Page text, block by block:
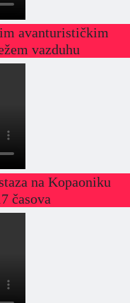
avanturističkim
vazduhu
na Kopaoniku
časova